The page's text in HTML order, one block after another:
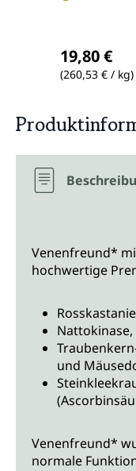
19,80 €
(260,53 € / kg)
Venenfreund*
hochwertige
Nattokinase,
und
Venenfreund*
normale